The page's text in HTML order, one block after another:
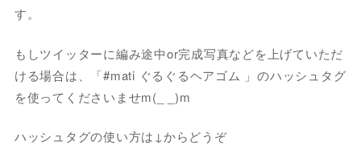
す。
もしツイッターに編み途中or完成写真などを上げていただ
ける場合は、「#mati ぐるぐるヘアゴム 」のハッシュタグ
を使ってくださいませm(_ _)m
ハッシュタグの使い方は↓からどうぞ